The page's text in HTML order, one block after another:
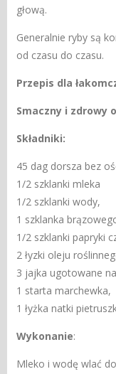
głową.
Generalnie ryby są
od czasu do czasu.
Przepis dla
Smaczny i zdrowy
Składniki:
45 dag dorsza bez
1/2 szklanki mleka
1/2 szklanki wody,
1 szklanka
1/2 szklanki papryki
2 łyzki oleju
3 jajka ugotowane
1 starta marchewka,
1 łyżka natki
Wykonanie:
Mleko i wodę wlać